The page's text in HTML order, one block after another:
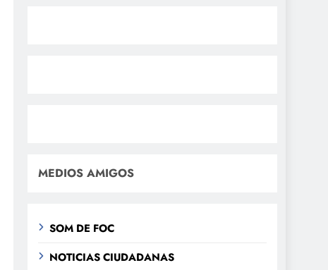
MEDIOS AMIGOS
SOM DE FOC
NOTICIAS CIUDADANAS